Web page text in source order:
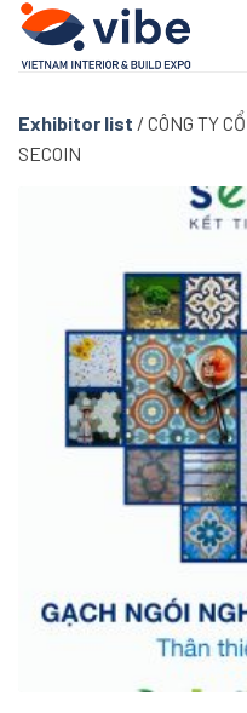
Skip
content
Exhibitor list / CÔNG TY
SECOIN